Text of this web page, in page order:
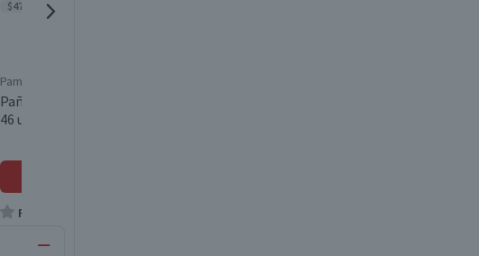
$472 x un
Pampers
Pañales Pampers Pants Talla XXXG
46 un.
Producto sin calificar